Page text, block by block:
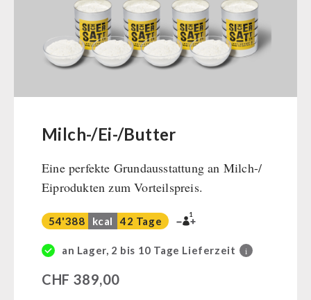
Müsli Zutaten
Trinkwasser
Früchte
Grundnahrungsmittel
Getreide / Mehl / Hefe
Zucker / Brühe / Sauce
Superfoods
Getränke
Zivilschutz / Behörden
Milch-/Ei-/Butter
Eine perfekte Grundausstattung an Milch-/
Eiprodukten zum Vorteilspreis.
54'388 kcal 42 Tage
1
an Lager, 2 bis 10 Tage Lieferzeit i
CHF 389,00